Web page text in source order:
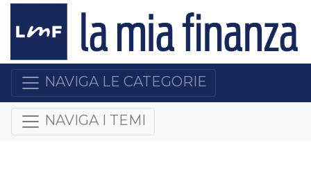
NAVIGA LE CATEGORIE
NAVIGA I TEMI